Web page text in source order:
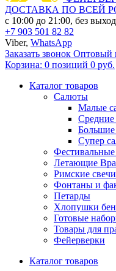
ДОСТАВКА ПО ВСЕЙ
с 10:00 до 21:00, без
+7 903 501 82 82
Viber, WhatsApp
Заказать звонок Оптовый
Корзина: 0 позиций 0 руб.
Каталог товаров
Салюты
Малые
Супер
Летающие
Римские свечи
Фонтаны и
Петарды
Хлопушки
Готовые
Товары для
Фейерверки
Каталог товаров